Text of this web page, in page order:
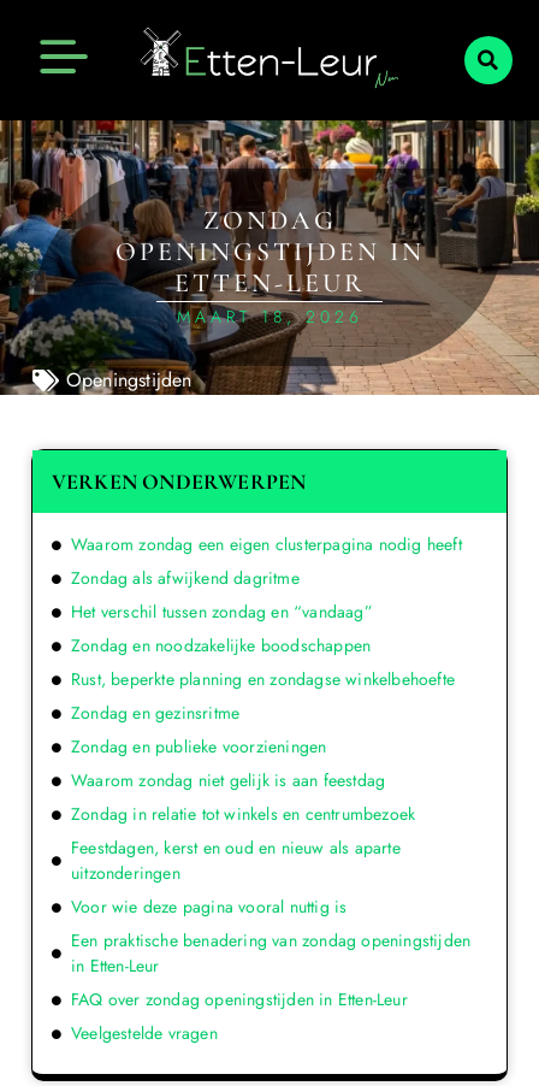
ZONDAG
OPENINGSTIJDEN IN
ETTEN-LEUR
MAART 18, 2026
Openingstijden
VERKEN ONDERWERPEN
Waarom zondag een eigen clusterpagina nodig heeft
Zondag als afwijkend dagritme
Het verschil tussen zondag en “vandaag”
Zondag en noodzakelijke boodschappen
Rust, beperkte planning en zondagse winkelbehoefte
Zondag en gezinsritme
Zondag en publieke voorzieningen
Waarom zondag niet gelijk is aan feestdag
Zondag in relatie tot winkels en centrumbezoek
Feestdagen, kerst en oud en nieuw als aparte
uitzonderingen
Voor wie deze pagina vooral nuttig is
Een praktische benadering van zondag openingstijden
in Etten-Leur
FAQ over zondag openingstijden in Etten-Leur
Veelgestelde vragen